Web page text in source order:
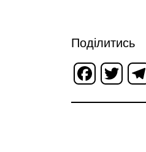
Поділитись
Facebook